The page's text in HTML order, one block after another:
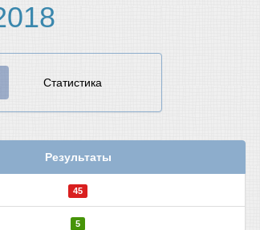
Статистика
Результаты
45
5